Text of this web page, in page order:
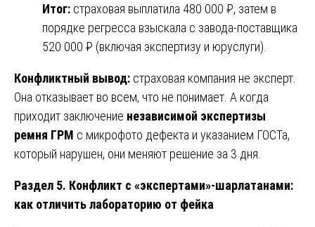
Итог: страховая выплатила 480 000 ₽, затем в
порядке регресса взыскала с завода-поставщика
520 000 ₽ (включая экспертизу и юруслуги).
Конфликтный вывод: страховая компания не эксперт.
Она отказывает во всем, что не понимает. А когда
приходит заключение независимой экспертизы
ремня ГРМ с микрофото дефекта и указанием ГОСТа,
который нарушен, они меняют решение за 3 дня.
Раздел 5. Конфликт с «экспертами»-шарлатанами:
как отличить лабораторию от фейка